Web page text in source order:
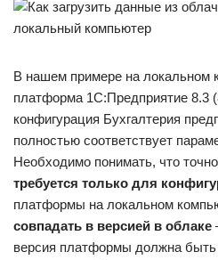
В нашем примере на локальном
платформа 1С:Предприятие 8.3
конфигурация Бухгалтерия
полностью соответствует
Необходимо понимать, что
требуется только для
платформы на локальном
совпадать в версией в облаке
версия платформы должна быть